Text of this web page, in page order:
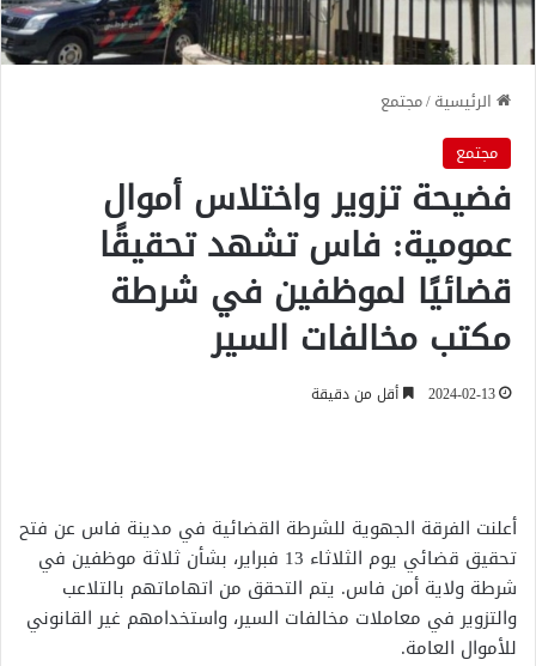
الرئيسية/مجتمع
مجتمع
فضيحة تزوير واختلاس أموال
عمومية: فاس تشهد تحقيقًا
قضائيًا لموظفين في شرطة
مكتب مخالفات السير
2024-02-13 أقل من دقيقة
أعلنت الفرقة الجهوية للشرطة القضائية في مدينة فاس عن فتح
تحقيق قضائي يوم الثلاثاء 13 فبراير، بشأن ثلاثة موظفين في
شرطة ولاية أمن فاس. يتم التحقق من اتهاماتهم بالتلاعب
والتزوير في معاملات مخالفات السير، واستخدامهم غير القانوني
للأموال العامة.